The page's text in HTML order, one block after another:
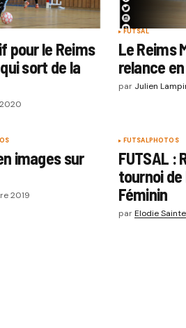
pour le Reims
sort de la
FUTSAL
Le Reims
relance
par Julien
images sur
2019
FUTSALPHOTOS
FUTSAL :
tournoi
Féminin
par Elodie Sainte